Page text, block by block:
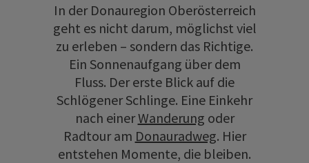
In der Donauregion Oberösterreich
geht es nicht darum, möglichst viel
zu erleben – sondern das Richtige.
Ein Sonnenaufgang über dem
Fluss. Der erste Blick auf die
Schlögener Schlinge. Eine Einkehr
nach einerWanderung oder
Radtour am Donauradweg. Hier
entstehen Momente, die bleiben.